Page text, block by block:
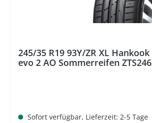
245/35 R19 93Y/ZR XL Hankook
evo 2 AO Sommerreifen
Sofort verfügbar, Lieferzeit: 2-5 Tage